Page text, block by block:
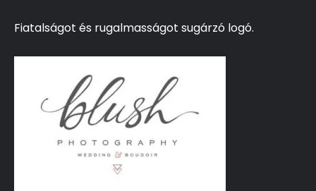
Fiatalságot és rugalmasságot sugárzó logó.